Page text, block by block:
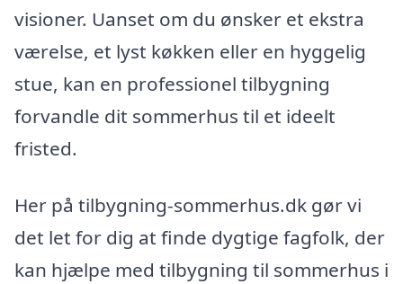
visioner. Uanset om du ønsker et ekstra
værelse, et lyst køkken eller en hyggelig
stue, kan en professionel tilbygning
forvandle dit sommerhus til et ideelt
fristed.
Her på tilbygning-sommerhus.dk gør vi
det let for dig at finde dygtige fagfolk, der
kan hjælpe med tilbygning til sommerhus i